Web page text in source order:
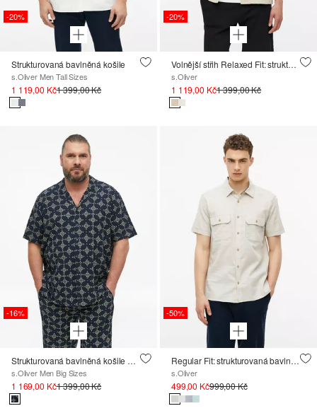
-20%
Strukturovaná bavlněná košile
s.Oliver Men Tall Sizes
1 119,00 Kč1 399,00 Kč
-20%
Volnější střih Relaxed Fit: strukturovaná bavlněná košile s náprsní kapsou
s.Oliver
1 119,00 Kč1 399,00 Kč
-16%
Strukturovaná bavlněná košile s potiskem po celé ploše
s.Oliver Men Big Sizes
1 169,00 Kč1 399,00 Kč
-50%
Regular Fit: strukturovaná bavlněná košile
s.Oliver
499,00 Kč999,00 Kč